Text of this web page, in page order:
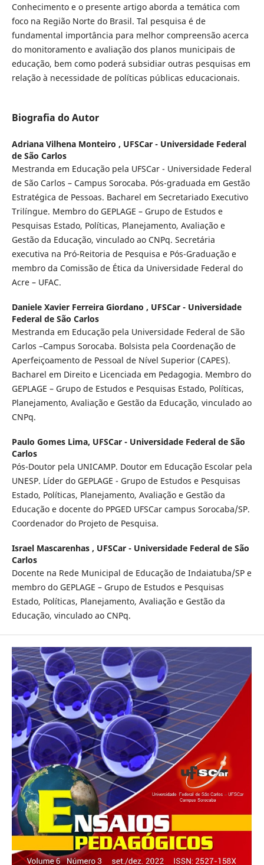
Conhecimento e o presente artigo aborda a temática com
foco na Região Norte do Brasil. Tal pesquisa é de
fundamental importância para melhor compreensão acerca
do monitoramento e avaliação dos planos municipais de
educação, bem como poderá subsidiar outras pesquisas em
relação à necessidade de políticas públicas educacionais.
Biografia do Autor
Adriana Vilhena Monteiro , UFSCar - Universidade Federal
de São Carlos
Mestranda em Educação pela UFSCar - Universidade Federal
de São Carlos – Campus Sorocaba. Pós-graduada em Gestão
Estratégica de Pessoas. Bacharel em Secretariado Executivo
Trilíngue. Membro do GEPLAGE – Grupo de Estudos e
Pesquisas Estado, Políticas, Planejamento, Avaliação e
Gestão da Educação, vinculado ao CNPq. Secretária
executiva na Pró-Reitoria de Pesquisa e Pós-Graduação e
membro da Comissão de Ética da Universidade Federal do
Acre – UFAC.
Daniele Xavier Ferreira Giordano , UFSCar - Universidade
Federal de São Carlos
Mestranda em Educação pela Universidade Federal de São
Carlos –Campus Sorocaba. Bolsista pela Coordenação de
Aperfeiçoamento de Pessoal de Nível Superior (CAPES).
Bacharel em Direito e Licenciada em Pedagogia. Membro do
GEPLAGE – Grupo de Estudos e Pesquisas Estado, Políticas,
Planejamento, Avaliação e Gestão da Educação, vinculado ao
CNPq.
Paulo Gomes Lima, UFSCar - Universidade Federal de São
Carlos
Pós-Doutor pela UNICAMP. Doutor em Educação Escolar pela
UNESP. Líder do GEPLAGE - Grupo de Estudos e Pesquisas
Estado, Políticas, Planejamento, Avaliação e Gestão da
Educação e docente do PPGED UFSCar campus Sorocaba/SP.
Coordenador do Projeto de Pesquisa.
Israel Mascarenhas , UFSCar - Universidade Federal de São
Carlos
Docente na Rede Municipal de Educação de Indaiatuba/SP e
membro do GEPLAGE – Grupo de Estudos e Pesquisas
Estado, Políticas, Planejamento, Avaliação e Gestão da
Educação, vinculado ao CNPq.